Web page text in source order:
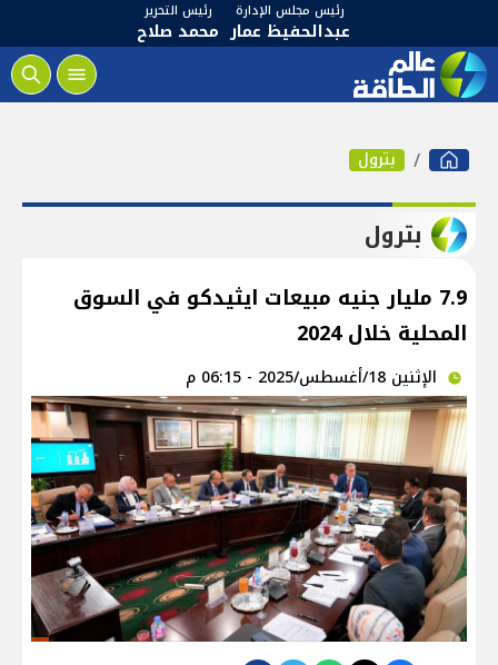
رئيس مجلس الإدارة
عبدالحفيظ عمار
رئيس التحرير
محمد صلاح
بترول
بترول
7.9 مليار جنيه مبيعات ايثيدكو في السوق
المحلية خلال 2024
الإثنين 18/أغسطس/2025 - 06:15 م